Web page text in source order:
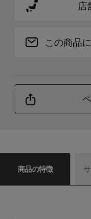
店
この商品
商品の特徴